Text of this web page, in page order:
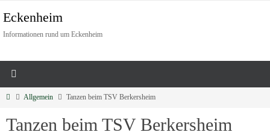
Eckenheim
Informationen rund um Eckenheim
Allgemein Tanzen beim TSV Berkersheim
Tanzen beim TSV Berkersheim